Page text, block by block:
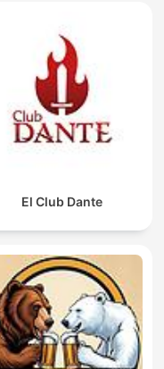
El Club Dante